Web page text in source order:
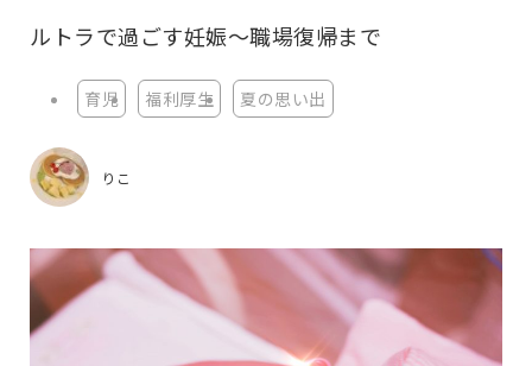
ルトラで過ごす妊娠〜職場復帰まで
育児 福利厚生 夏の思い出
りこ